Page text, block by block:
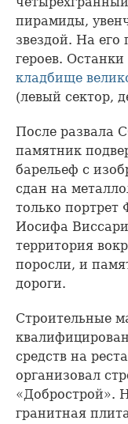
пирамиды,
звездой. На его
героев.
кладбище
(левый сектор,
После развала
памятник
барельеф с
сдан на
только портрет
Иосифа
территория
поросли, и
дороги.
Строительные
средств на
организовал
«Добрострой».
гранитная